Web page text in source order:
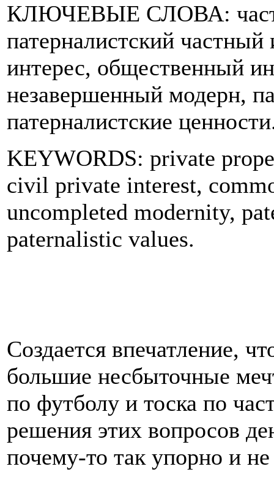
КЛЮЧЕВЫЕ СЛОВА:
патерналистский
интерес, общественный
незавершенный модерн,
патерналистские
KEYWORDS: private
civil private interest,
uncompleted modernity,
paternalistic values.
Создается впечатление,
большие несбыточные
по футболу и тоска по
решения этих вопросов
почему-то так упорно и